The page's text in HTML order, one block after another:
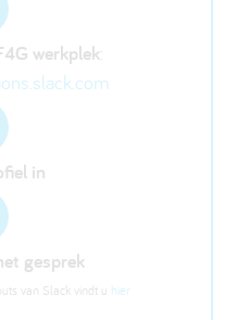
werkplek:
in
gesprek
van Slack vindt u hier